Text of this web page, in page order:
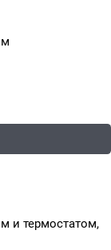
и термостатом,